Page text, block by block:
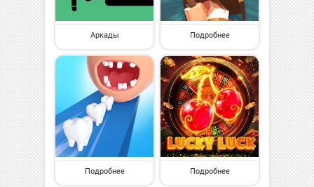
Аркады Подробнее
Подробнее Подробнее